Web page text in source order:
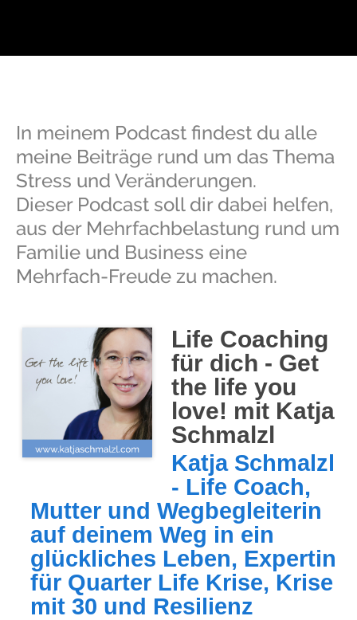
In meinem Podcast findest du alle
meine Beiträge rund um das Thema
Stress und Veränderungen.
Dieser Podcast soll dir dabei helfen,
aus der Mehrfachbelastung rund um
Familie und Business eine
Mehrfach-Freude zu machen.
Life Coaching
für dich - Get
the life you
love! mit Katja
Schmalzl
Katja Schmalzl
- Life Coach,
Mutter und Wegbegleiterin
auf deinem Weg in ein
glückliches Leben, Expertin
für Quarter Life Krise, Krise
mit 30 und Resilienz